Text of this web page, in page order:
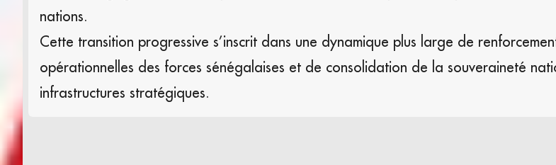
nations.
Cette transition progressive s’inscrit dans une dynamique plus large de
opérationnelles des forces sénégalaises et de consolidation de la souveraineté
infrastructures stratégiques.